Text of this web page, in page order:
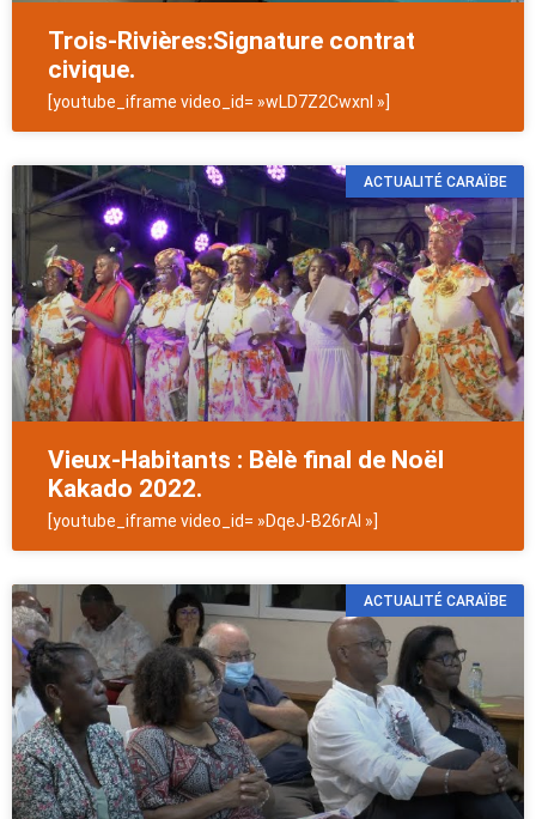
Trois-Rivières:Signature contrat
civique.
[youtube_iframe video_id= »wLD7Z2CwxnI »]
ACTUALITÉ CARAÏBE
Vieux-Habitants : Bèlè final de Noël
Kakado 2022.
[youtube_iframe video_id= »DqeJ-B26rAI »]
ACTUALITÉ CARAÏBE